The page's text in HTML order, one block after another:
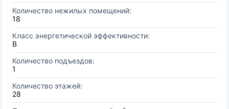
Количество нежилых помещений:
18
Класс энергетической эффективности:
B
Количество подъездов:
1
Количество этажей:
28